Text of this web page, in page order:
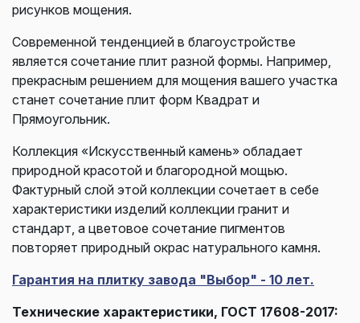
рисунков мощения.
Современной тенденцией в благоустройстве
является сочетание плит разной формы. Например,
прекрасным решением для мощения вашего участка
станет сочетание плит форм Квадрат и
Прямоугольник.
Коллекция «Искусственный камень» обладает
природной красотой и благородной мощью.
Фактурный слой этой коллекции сочетает в себе
характеристики изделий коллекции гранит и
стандарт, а цветовое сочетание пигментов
повторяет природный окрас натурального камня.
Гарантия на плитку завода "Выбор" - 10 лет.
Технические характеристики, ГОСТ 17608-2017: